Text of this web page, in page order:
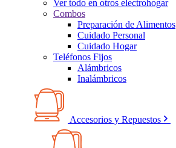
Ver todo en otros electrohogar
Combos
Preparación de Alimentos
Cuidado Personal
Cuidado Hogar
Teléfonos Fijos
Alámbricos
Inalámbricos
Accesorios y Repuestos